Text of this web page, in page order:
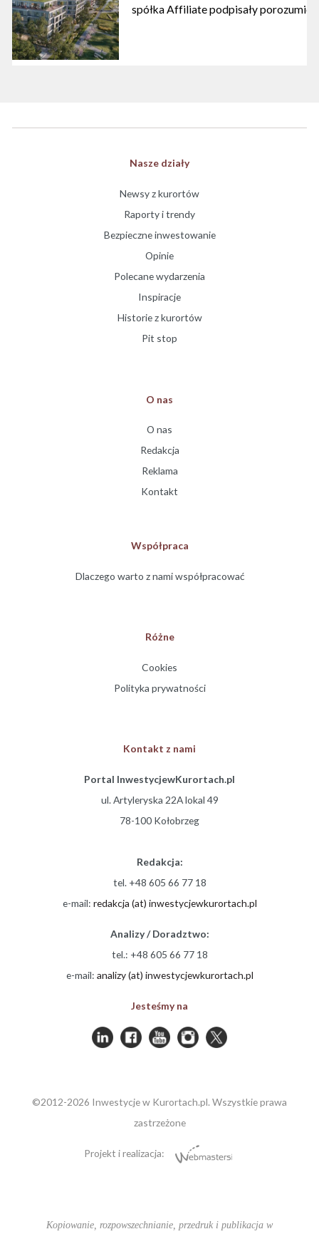
spółka Affiliate podpisały
Nasze działy
Newsy z kurortów
Raporty i trendy
Bezpieczne inwestowanie
Opinie
Polecane wydarzenia
Inspiracje
Historie z kurortów
Pit stop
O nas
O nas
Redakcja
Reklama
Kontakt
Współpraca
Dlaczego warto z nami współpracować
Różne
Cookies
Polityka prywatności
Kontakt z nami
Portal InwestycjewKurortach.pl
ul. Artyleryska 22A lokal 49
78-100 Kołobrzeg
Redakcja:
tel. +48 605 66 77 18
e-mail: redakcja (at) inwestycjewkurortach.pl
Analizy / Doradztwo:
tel.: +48 605 66 77 18
e-mail: analizy (at) inwestycjewkurortach.pl
Jesteśmy na
©2012-2026 Inwestycje w Kurortach.pl. Wszystkie prawa
zastrzeżone
Projekt i realizacja:
Kopiowanie, rozpowszechnianie, przedruk i publikacja w